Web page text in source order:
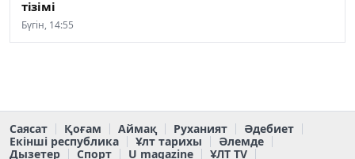
тізімі
Бүгін, 14:55
Саясат Қоғам Аймақ Руханият
Әдебиет
Екінші республика
Ұлт тарихы
Әлемде
Дызетер
Спорт U magazine
ҰЛТ TV